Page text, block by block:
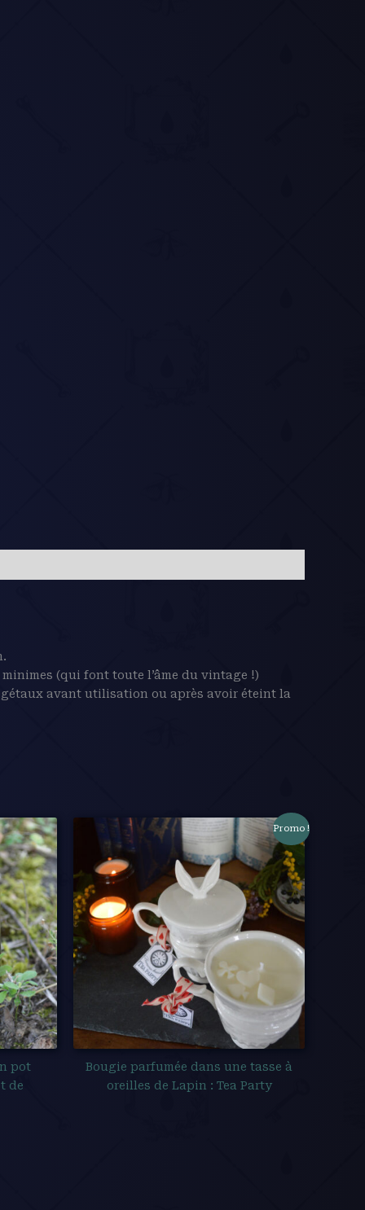
(qui font toute l’âme du vintage !)
avant utilisation ou après avoir éteint la
pot
de
Promo !
Bougie parfumée dans une tasse à
oreilles de Lapin : Tea Party